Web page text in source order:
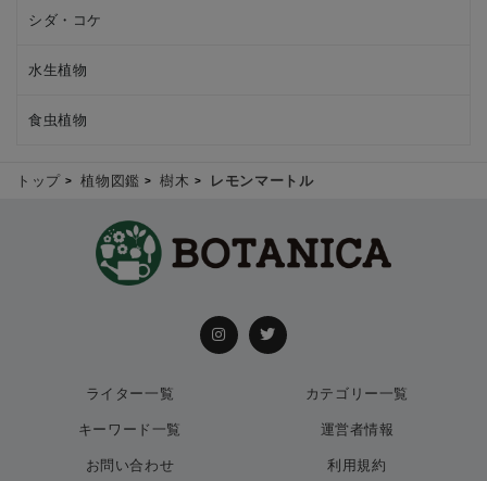
シダ・コケ
水生植物
食虫植物
トップ 植物図鑑 樹木 レモンマートル
ライター一覧 カテゴリー一覧
キーワード一覧 運営者情報
お問い合わせ 利用規約